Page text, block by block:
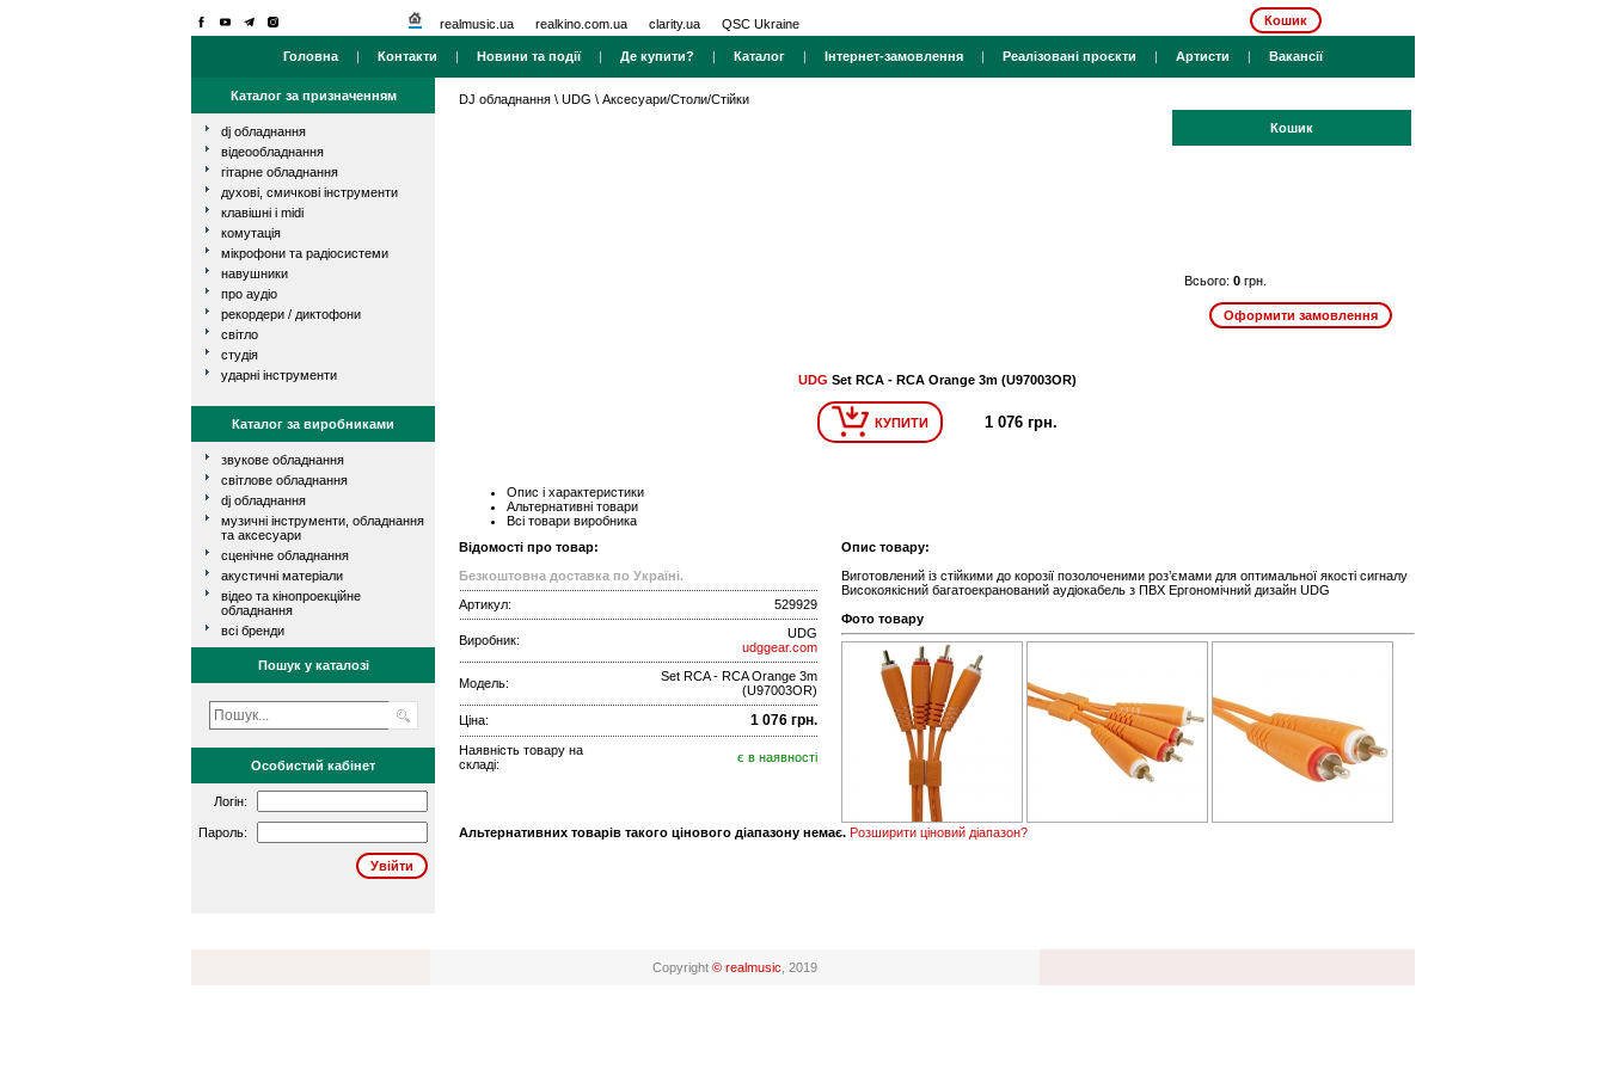
realmusic.ua realkino.com.ua clarity.ua QSC Ukraine Кошик
Головна | Контакти | Новини та події| Де купити? | Каталог | Інтернет-замовлення | Реалізовані проєкти | Артисти | Вакансії
Каталог за призначенням
dj обладнання
відеообладнання
гітарне обладнання
духові, смичкові інструменти
клавішні і midi
комутація
мікрофони та радіосистеми
навушники
про аудіо
рекордери / диктофони
світло
студія
ударні інструменти
Каталог за виробниками
звукове обладнання
світлове обладнання
dj обладнання
музичні інструменти, обладнання
та аксесуари
сценічне обладнання
акустичні матеріали
відео та кінопроекційне
обладнання
всі бренди
Пошук у каталозі
Особистий кабінет
Логін:
Пароль:
DJ обладнання \ UDG \ Аксесуари/Столи/Стійки
Кошик
Всього: 0 грн.
UDG Set RCA - RCA Orange 3m (U97003OR)
КУПИТИ 1 076 грн.
Опис і характеристики
Альтернативні товари
Всі товари виробника
Відомості про товар:
Безкоштовна доставка по Україні.
Артикул:
529929
Виробник:
UDG
udggear.com
Модель:
Set RCA - RCA Orange 3m
(U97003OR)
Ціна: 1 076 грн.
Наявність товару на
складі:
є в наявності
Опис товару:
Виготовлений із стійкими до корозії позолоченими роз’ємами для оптимальної якості сигналу
Високоякісний багатоекранований аудіокабель з ПВХ Ергономічний дизайн UDG
Фото товару
Альтернативних товарів такого цінового діапазону немає. Розширити ціновий діапазон?
Copyright © realmusic , 2019